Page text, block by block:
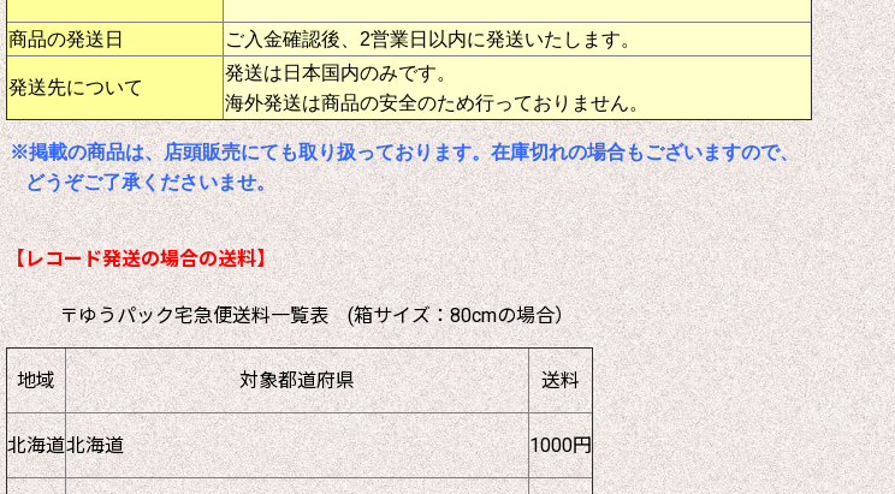
商品の発送日 ご入金確認後、2営業日以内に発送いたします。
発送先について
発送は日本国内のみです。
海外発送は商品の安全のため行っておりません。
※掲載の商品は、店頭販売にても取り扱っております。在庫切れの場合もございますので、
どうぞご了承くださいませ。
【レコード発送の場合の送料】
〒ゆうパック宅急便送料一覧表 (箱サイズ：80cmの場合）
地域 対象都道府県 送料
北海道北海道 1000円